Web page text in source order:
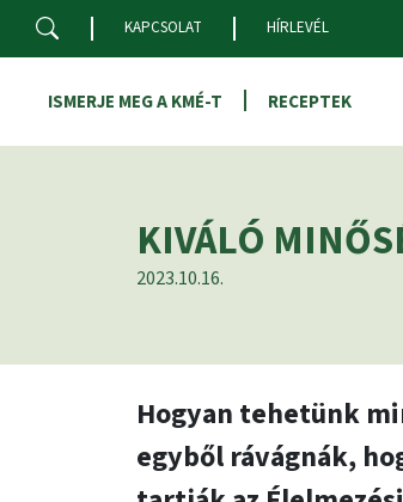
Skip to main content
KAPCSOLAT HÍRLEVÉL
ISMERJE MEG A KMÉ-T RECEPTEK
KIVÁLÓ
2023.10.16.
Hogyan tehetünk
egyből rávágnák,